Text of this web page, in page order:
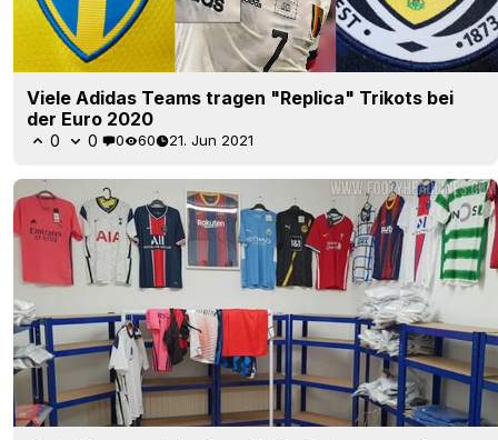
Viele Adidas Teams tragen "Replica" Trikots bei
der Euro 2020
0 0 0 60 21. Jun 2021